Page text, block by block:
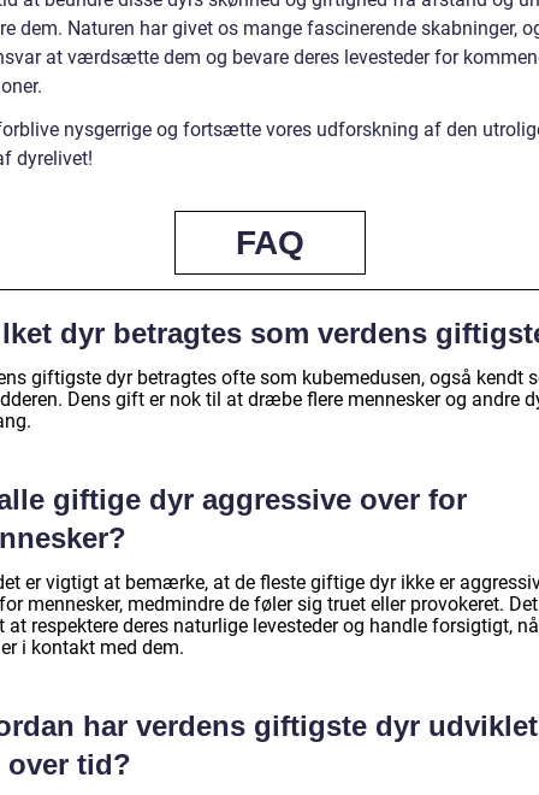
dem. Naturen har givet os mange fascinerende skabninger,
at værdsætte dem og bevare deres levesteder for
nysgerrige og fortsætte vores udforskning af den
dyrelivet!
FAQ
dyr betragtes som verdens
giftigste dyr betragtes ofte som kubemedusen, også kendt
Dens gift er nok til at dræbe flere mennesker og andre
giftige dyr aggressive over for
er vigtigt at bemærke, at de fleste giftige dyr ikke er
mennesker, medmindre de føler sig truet eller provokeret.
at respektere deres naturlige levesteder og handle forsigtigt,
i kontakt med dem.
har verdens giftigste dyr udviklet
over tid?